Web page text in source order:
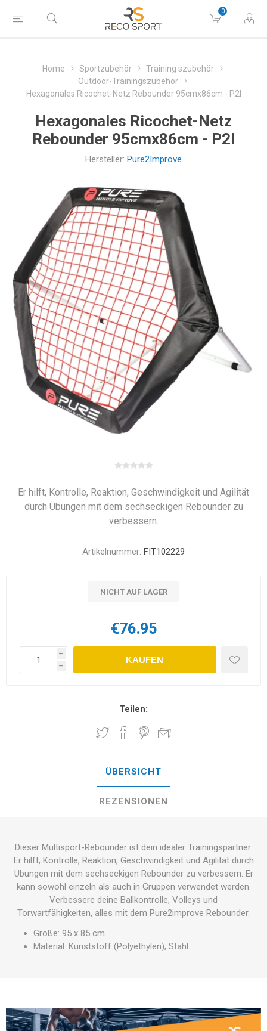
0
Home Sportzubehör
Training szubehör
Outdoor-Trainingszubehör
Hexagonales Ricochet-Netz Rebounder 95cmx86cm - P2I
Hexagonales Ricochet-Netz
Rebounder 95cmx86cm - P2I
Hersteller: Pure2Improve
Er hilft, Kontrolle, Reaktion, Geschwindigkeit und Agilität
durch Übungen mit dem sechseckigen Rebounder zu
verbessern.
Artikelnummer: FIT102229
NICHT AUF LAGER
€76.95
i
h
KAUFEN
Teilen:
ÜBERSICHT
REZENSIONEN
Dieser Multisport-Rebounder ist dein idealer Trainingspartner.
Er hilft, Kontrolle, Reaktion, Geschwindigkeit und Agilität durch
Übungen mit dem sechseckigen Rebounder zu verbessern. Er
kann sowohl einzeln als auch in Gruppen verwendet werden.
Verbessere deine Ballkontrolle, Volleys und
Torwartfähigkeiten, alles mit dem Pure2improve Rebounder.
Größe: 95 x 85 cm.
Material: Kunststoff (Polyethylen), Stahl.